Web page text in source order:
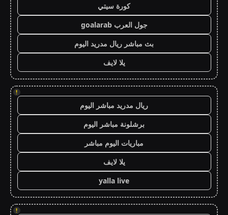
كورة سيتي
جول العرب goalarab
بث مباشر ريال مدريد اليوم
يلا لايف
!
ريال مدريد مباشر اليوم
برشلونة مباشر اليوم
مباريات اليوم مباشر
يلا لايف
yalla live
!